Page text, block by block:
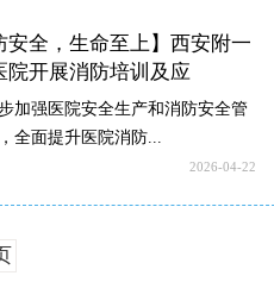
安全，生命至上】西安附一
院开展消防培训及应
加强医院安全生产和消防安全管
全面提升医院消防...
2026-04-22